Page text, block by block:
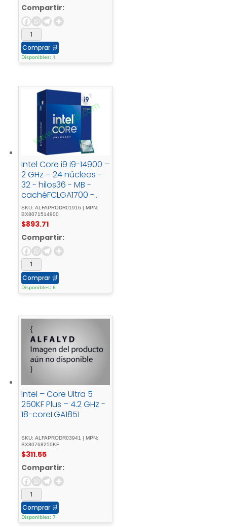
Compartir:
Comprar 🛒
Disponibles: 1
Intel Core i9 i9-14900 –
2 GHz – 24 núcleos -
32 - hilos36 - MB -
cachéFCLGA1700 -
SocketCaja
SKU: ALFAPRODR01916 | MPN:
BX8071514900
$893.71
Compartir:
Comprar 🛒
Disponibles: 6
Intel – Core Ultra 5
250KF Plus – 4.2 GHz -
18-coreLGA1851
SKU: ALFAPRODR03941 | MPN:
BX80768250KF
$311.55
Compartir:
Comprar 🛒
Disponibles: 7